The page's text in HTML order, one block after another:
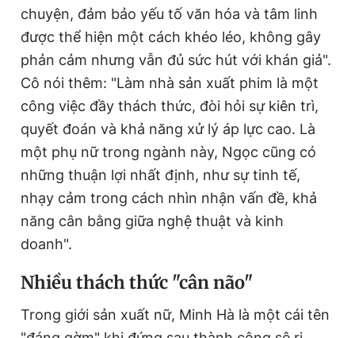
chuyện, đảm bảo yếu tố văn hóa và tâm linh
được thể hiện một cách khéo léo, không gây
phản cảm nhưng vẫn đủ sức hút với khán giả".
Cô nói thêm: "Làm nhà sản xuất phim là một
công việc đầy thách thức, đòi hỏi sự kiên trì,
quyết đoán và khả năng xử lý áp lực cao. Là
một phụ nữ trong ngành này, Ngọc cũng có
những thuận lợi nhất định, như sự tinh tế,
nhạy cảm trong cách nhìn nhận vấn đề, khả
năng cân bằng giữa nghệ thuật và kinh
doanh".
Nhiều thách thức "cân não"
Trong giới sản xuất nữ, Minh Hà là một cái tên